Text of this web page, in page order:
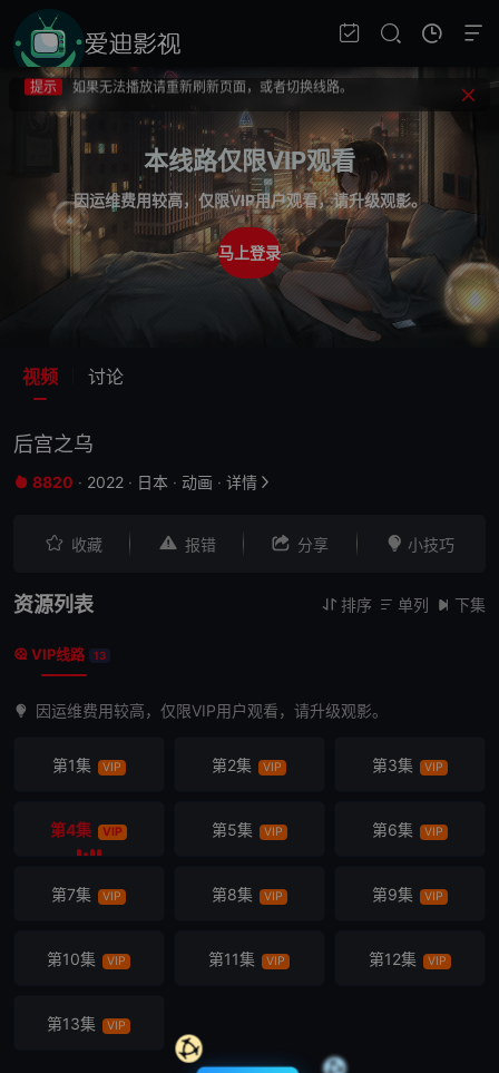
提示
提示
如果无法播放请重新刷新页面，或者切换线路。
提示
视频载入速度跟网速有关，请耐心等待几秒钟。
不要轻易相信视频中的广告，谨防上当受骗!
本线路仅限VIP观看
因运维费用较高，仅限VIP用户观看，请升级观影。
马上登录
视频 讨论
后宫之乌
 8820 · 2022 · 日本 · 动画 · 详情 
 收藏  报错  分享  小技巧
资源列表  排序  单列  下集
 VIP线路 13
因运维费用较高，仅限VIP用户观看，请升级观影。
第1集 VIP 第2集 VIP 第3集 VIP
第4集 VIP 第5集 VIP 第6集 VIP
第7集 VIP 第8集 VIP 第9集 VIP
第10集 VIP 第11集 VIP 第12集 VIP
第13集 VIP